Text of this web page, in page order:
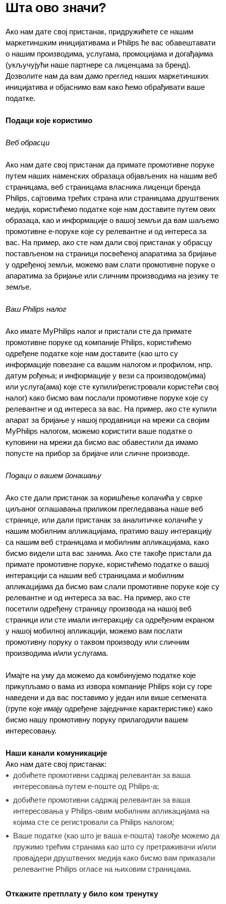
Шта ово значи?
Ако нам дате свој пристанак, придружићете се нашим
маркетиншким иницијативама и Philips ће вас обавештавати
о нашим производима, услугама, промоцијама и догађајима
(укључујући наше партнере са лиценцама за бренд).
Дозволите нам да вам дамо преглед наших маркетиншких
иницијатива и објаснимо вам како ћемо обрађивати ваше
податке.
Подаци које користимо
Веб обрасци
Ако нам дате свој пристанак да примате промотивне поруке
путем наших наменских образаца објављених на нашим веб
страницама, веб страницама власника лиценци бренда
Philips, сајтовима трећих страна или страницама друштвених
медија, користићемо податке које нам доставите путем ових
образаца, као и информације о вашој земљи да вам шаљемо
промотивне е-поруке које су релевантне и од интереса за
вас. На пример, ако сте нам дали свој пристанак у обрасцу
постављеном на страници посвећеној апаратима за бријање
у одређеној земљи, можемо вам слати промотивне поруке о
апаратима за бријање или сличним производима на језику те
земље.
Ваш Philips налог
Ако имате MyPhilips налог и пристали сте да примате
промотивне поруке од компаније Philips, користићемо
одређене податке које нам доставите (као што су
информације повезане са вашим налогом и профилом, нпр.
датум рођења; и информације у вези са производом(има)
или услуга(ама) које сте купили/регистровали користећи свој
налог) како бисмо вам послали промотивне поруке које су
релевантне и од интереса за вас. На пример, ако сте купили
апарат за бријање у нашој продавници на мрежи са својим
MyPhilips налогом, можемо користити ваше податке о
куповини на мрежи да бисмо вас обавестили да имамо
попусте на прибор за бријаче или сличне производе.
Подаци о вашем понашању
Ако сте дали пристанак за коришћење колачића у сврхе
циљаног оглашавања приликом прегледавања наше веб
странице, или дали пристанак за аналитичке колачиће у
нашим мобилним апликацијама, пратимо вашу интеракцију
са нашим веб страницама и мобилним апликацијама, како
бисмо видели шта вас занима. Ако сте такође пристали да
примате промотивне поруке, користићемо податке о вашој
интеракцији са нашим веб страницама и мобилним
апликацијама да бисмо вам слали промотивне поруке које су
релевантне и од интереса за вас. На пример, ако сте
посетили одређену страницу производа на нашој веб
страници или сте имали интеракцију са одређеним екраном
у нашој мобилној апликацији, можемо вам послати
промотивну поруку о таквом производу или сличним
производима и/или услугама.
Имајте на уму да можемо да комбинујемо податке које
прикупљамо о вама из извора компаније Philips који су горе
наведени и да вас поставимо у један или више сегмената
(групе које имају одређене заједничке карактеристике) како
бисмо нашу промотивну поруку прилагодили вашем
интересовању.
Наши канали комуникације
Ако нам дате свој пристанак:
добићете промотивни садржај релевантан за ваша
интересовања путем е-поште од Philips-а;
добићете промотивни садржај релевантан за ваша
интересовања у Philips-овим мобилним апликацијама на
којима сте се регистровали са Philips налогом;
Ваше податке (као што је ваша е-пошта) такође можемо да
пружимо трећим странама као што су претраживачи и/или
провајдери друштвених медија како бисмо вам приказали
релевантне Philips огласе на њиховим страницама.
Откажите претплату у било ком тренутку